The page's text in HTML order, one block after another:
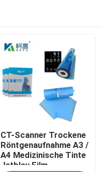
CT-Scanner Trockene
Röntgenaufnahme A3 /
A4 Medizinische Tinte
Jetblau Film